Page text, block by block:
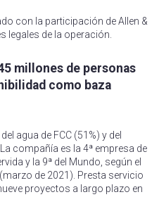
con la participación de Allen &
legales de la operación.
millones de personas
como baza
agua de FCC (51%) y del
compañía es la 4ª empresa de
y la 9ª del Mundo, según el
de 2021). Presta servicio
proyectos a largo plazo en